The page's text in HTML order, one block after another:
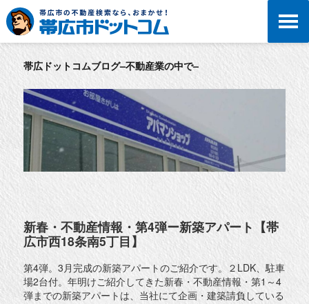
帯広ドットコムブログ–不動産業の中で–
新春・不動産情報・第4弾ー新築アパート【帯
広市西18条南5丁目】
第4弾。3月完成の新築アパートのご紹介です。２LDK、駐車
場2台付。年明けご紹介してきた新春・不動産情報・第1～4
弾までの新築アパートは、当社にて企画・建築請負している